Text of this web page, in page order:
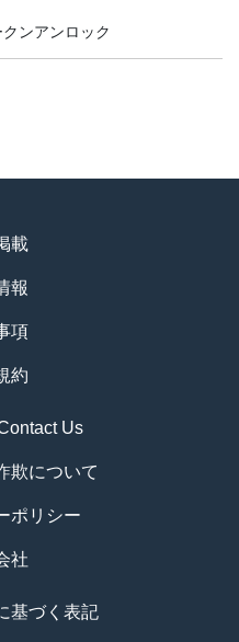
ンアンロック
載
報
項
約
Us
欺について
ポリシー
社
基づく表記